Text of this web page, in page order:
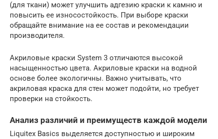
(для ткани) может улучшить адгезию краски к камню и
повысить ее износостойкость. При выборе краски
обращайте внимание на ее состав и рекомендации
производителя.
Акриловые краски System 3 отличаются высокой
насыщенностью цвета. Акриловые краски на водной
основе более экологичны. Важно учитывать, что
акриловая краска для стен может подойти, но требует
проверки на стойкость.
Анализ различий и преимуществ каждой модели
Liquitex Basics выделяется доступностью и широким